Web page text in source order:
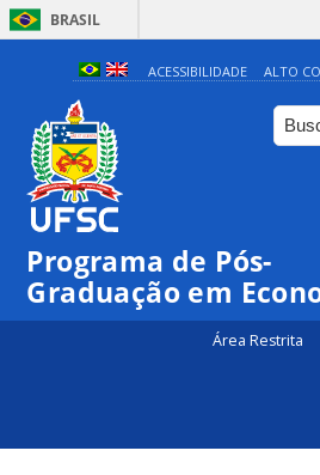
BRASIL
ACESSIBILIDADE ALTO
Programa de Pós-
Graduação em
Área Restrita